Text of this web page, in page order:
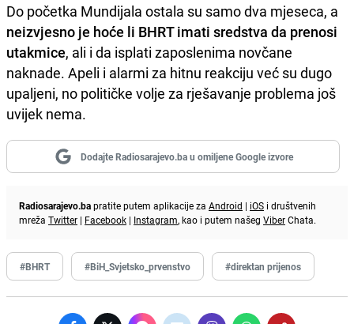
Do početka Mundijala ostala su samo dva mjeseca, a
neizvjesno je hoće li BHRT imati sredstva da prenosi
utakmice, ali i da isplati zaposlenima novčane
naknade. Apeli i alarmi za hitnu reakciju već su dugo
upaljeni, no političke volje za rješavanje problema još
uvijek nema.
Dodajte Radiosarajevo.ba u omiljene Google izvore
Radiosarajevo.bapratite putem aplikacije za Android | iOS i društvenih
mreža Twitter | Facebook | Instagram, kao i putem našeg ViberChata.
#BHRT #BiH_Svjetsko_prvenstvo #direktan prijenos